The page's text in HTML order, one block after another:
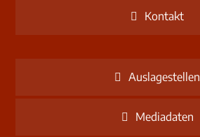
Kontakt
Auslagestellen
Mediadaten